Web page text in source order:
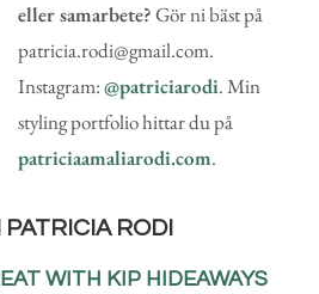
eller samarbete?Gör ni bäst på
patricia.rodi@gmail.com.
Instagram:@patriciarodi. Min
styling portfolio hittar du på
patriciaamaliarodi.com.
RODI
WITH KIP HIDEAWAYS